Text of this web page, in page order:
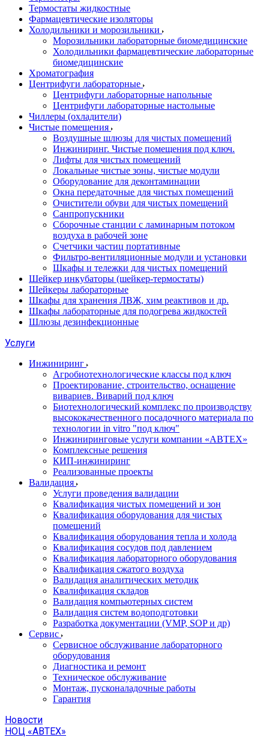
Термостаты жидкостные
Фармацевтические изоляторы
Холодильники и морозильники
Морозильники лабораторные биомедицинские
Холодильники фармацевтические лабораторные
биомедицинские
Хроматография
Центрифуги лабораторные
Центрифуги лабораторные напольные
Центрифуги лабораторные настольные
Чиллеры (охладители)
Чистые помещения
Воздушные шлюзы для чистых помещений
Инжиниринг. Чистые помещения под ключ.
Лифты для чистых помещений
Локальные чистые зоны, чистые модули
Оборудование для деконтаминации
Окна передаточные для чистых помещений
Очистители обуви для чистых помещений
Санпропускники
Сборочные станции с ламинарным потоком
воздуха в рабочей зоне
Счетчики частиц портативные
Фильтро-вентиляционные модули и установки
Шкафы и тележки для чистых помещений
Шейкер инкубаторы (шейкер-термостаты)
Шейкеры лабораторные
Шкафы для хранения ЛВЖ, хим реактивов и др.
Шкафы лабораторные для подогрева жидкостей
Шлюзы дезинфекционные
Услуги
Инжиниринг
Агробиотехнологические классы под ключ
Проектирование, строительство, оснащение
вивариев. Виварий под ключ
Биотехнологический комплекс по производству
высококачественного посадочного материала по
технологии in vitro "под ключ"
Инжиниринговые услуги компании «АВТЕХ»
Комплексные решения
КИП-инжиниринг
Реализованные проекты
Валидация
Услуги проведения валидации
Квалификация чистых помещений и зон
Квалификация оборудования для чистых
помещений
Квалификация оборудования тепла и холода
Квалификация сосудов под давлением
Квалификация лабораторного оборудования
Квалификация сжатого воздуха
Валидация аналитических методик
Квалификация складов
Валидация компьютерных систем
Валидация систем водоподготовки
Разработка документации (VMP, SOP и др)
Cервис
Сервисное обслуживание лабораторного
оборудования
Диагностика и ремонт
Техническое обслуживание
Монтаж, пусконаладочные работы
Гарантия
Новости
НОЦ «АВТЕХ»